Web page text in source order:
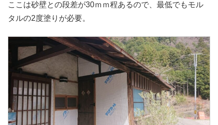
ここは砂壁との段差が30ｍｍ程あるので、最低でもモル
タルの2度塗りが必要。